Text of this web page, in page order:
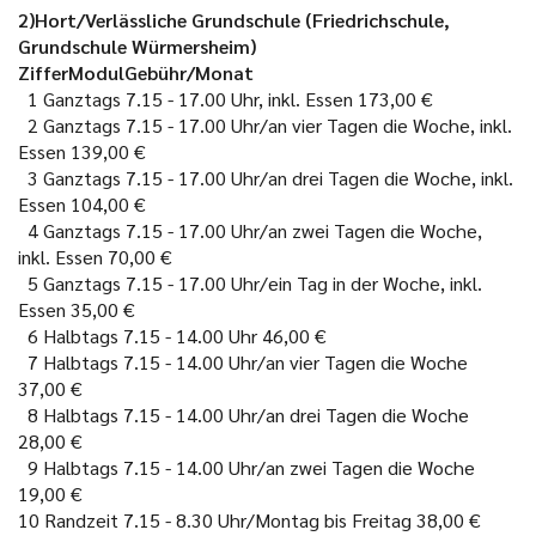
2)Hort/Verlässliche Grundschule (Friedrichschule,
Grundschule Würmersheim)
ZifferModulGebühr/Monat
1 Ganztags 7.15 - 17.00 Uhr, inkl. Essen 173,00 €
2 Ganztags 7.15 - 17.00 Uhr/an vier Tagen die Woche, inkl.
Essen 139,00 €
3 Ganztags 7.15 - 17.00 Uhr/an drei Tagen die Woche, inkl.
Essen 104,00 €
4Ganztags 7.15 - 17.00 Uhr/an zwei Tagen die Woche,
inkl. Essen 70,00 €
5 Ganztags 7.15 - 17.00 Uhr/ein Tag in der Woche, inkl.
Essen 35,00 €
6 Halbtags 7.15 - 14.00 Uhr 46,00 €
7 Halbtags 7.15 - 14.00 Uhr/an vier Tagen die Woche
37,00 €
8 Halbtags 7.15 - 14.00 Uhr/an drei Tagen die Woche
28,00 €
9 Halbtags 7.15 - 14.00 Uhr/an zwei Tagen die Woche
19,00 €
10 Randzeit 7.15 - 8.30 Uhr/Montag bis Freitag 38,00 €